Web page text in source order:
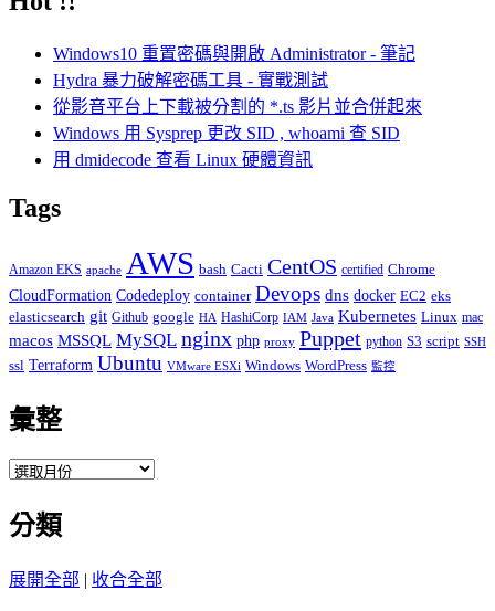
關
Windows10 重置密碼與開啟 Administrator - 筆記
Hydra 暴力破解密碼工具 - 實戰測試
從影音平台上下載被分割的 *.ts 影片並合併起來
Windows 用 Sysprep 更改 SID , whoami 查 SID
用 dmidecode 查看 Linux 硬體資訊
Tags
Amazon EKS apache AWS bash Cacti CentOS certified Chrome
CloudFormation Codedeploy container Devops dns docker EC2 eks
elasticsearch git Github google HA HashiCorp IAM Java Kubernetes Linux mac
macos MSSQL MySQL nginx php proxy Puppet python S3 script SSH
ssl Terraform Ubuntu VMware ESXi Windows WordPress 監控
彙整
彙
分類
展開全部 | 收合全部